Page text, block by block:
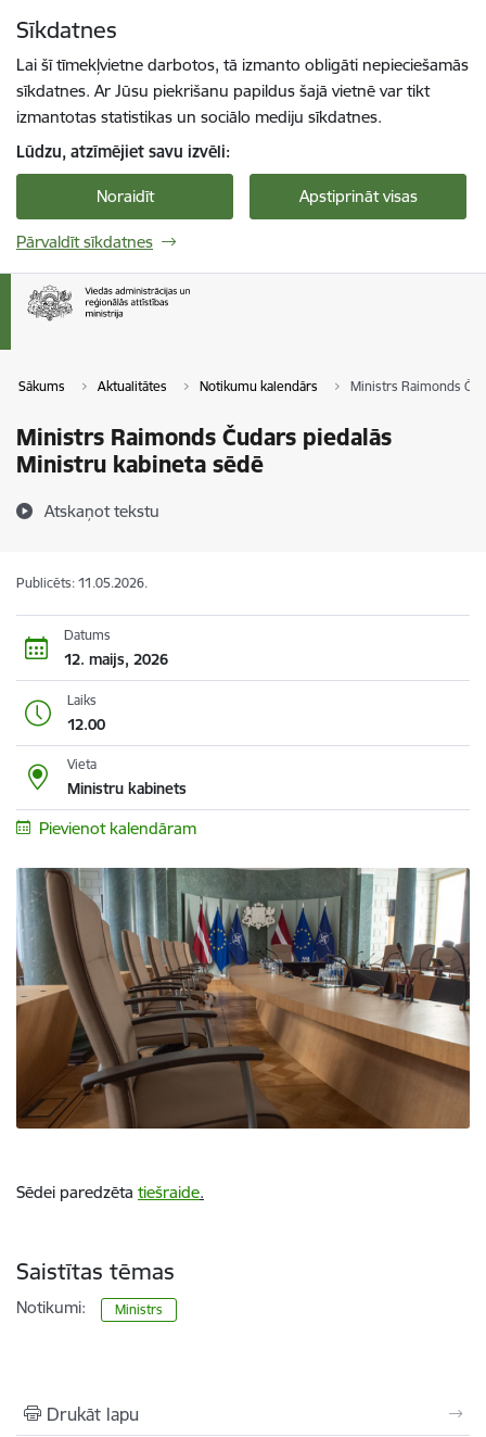
Sīkdatnes
Lai šī tīmekļvietne darbotos, tā izmanto obligāti nepieciešamās
sīkdatnes. Ar Jūsu piekrišanu papildus šajā vietnē var tikt
izmantotas statistikas un sociālo mediju sīkdatnes.
Lūdzu, atzīmējiet savu izvēli:
Noraidīt Apstiprināt visas
Pārvaldīt sīkdatnes
Sākums Aktualitātes Notikumu kalendārs Ministrs Raimonds
Ministrs Raimonds Čudars piedalās
Ministru kabineta sēdē
Atskaņot tekstu
Publicēts: 11.05.2026.
Datums
12. maijs, 2026
Laiks
12.00
Vieta
Ministru kabinets
Pievienot kalendāram
Sēdei paredzēta tiešraide.
Saistītas tēmas
Notikumi: Ministrs
Drukāt lapu